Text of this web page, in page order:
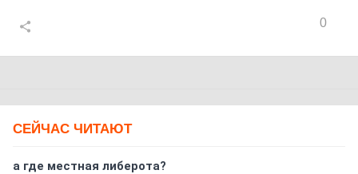
0
СЕЙЧАС ЧИТАЮТ
а где местная либерота?